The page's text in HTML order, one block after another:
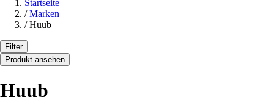
Startseite
/ Marken
/ Huub
Filter
Produkt ansehen
Huub